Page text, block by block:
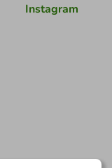
Instagram